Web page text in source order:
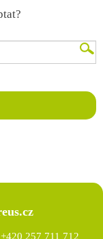
257 711 712